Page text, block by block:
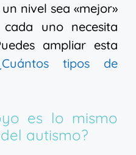
nivel sea «mejor»
uno necesita
ampliar esta
tipos de
es lo mismo
autismo?